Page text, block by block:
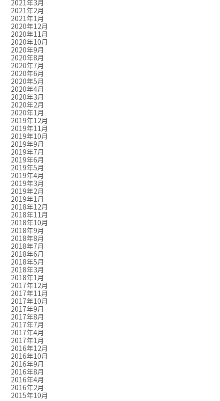
2021年3月
2021年2月
2021年1月
2020年12月
2020年11月
2020年10月
2020年9月
2020年8月
2020年7月
2020年6月
2020年5月
2020年4月
2020年3月
2020年2月
2020年1月
2019年12月
2019年11月
2019年10月
2019年9月
2019年7月
2019年6月
2019年5月
2019年4月
2019年3月
2019年2月
2019年1月
2018年12月
2018年11月
2018年10月
2018年9月
2018年8月
2018年7月
2018年6月
2018年5月
2018年3月
2018年1月
2017年12月
2017年11月
2017年10月
2017年9月
2017年8月
2017年7月
2017年4月
2017年1月
2016年12月
2016年10月
2016年9月
2016年8月
2016年4月
2016年2月
2015年10月